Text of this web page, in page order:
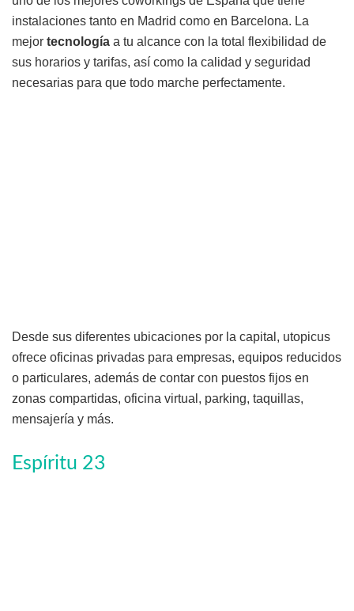
instalaciones tanto en Madrid como en Barcelona. La
mejor tecnología a tu alcance con la total flexibilidad de
sus horarios y tarifas, así como la calidad y seguridad
necesarias para que todo marche perfectamente.
Desde sus diferentes ubicaciones por la capital, utopicus
ofrece oficinas privadas para empresas, equipos reducidos
o particulares, además de contar con puestos fijos en
zonas compartidas, oficina virtual, parking, taquillas,
mensajería y más.
Espíritu 23